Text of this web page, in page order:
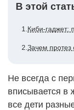
В этой
1. Киби-гаджет:
2. Зачем протез
Не всегда с
вписывается в
все дети